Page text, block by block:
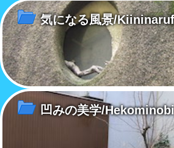
気になる風景/
凹みの美学/